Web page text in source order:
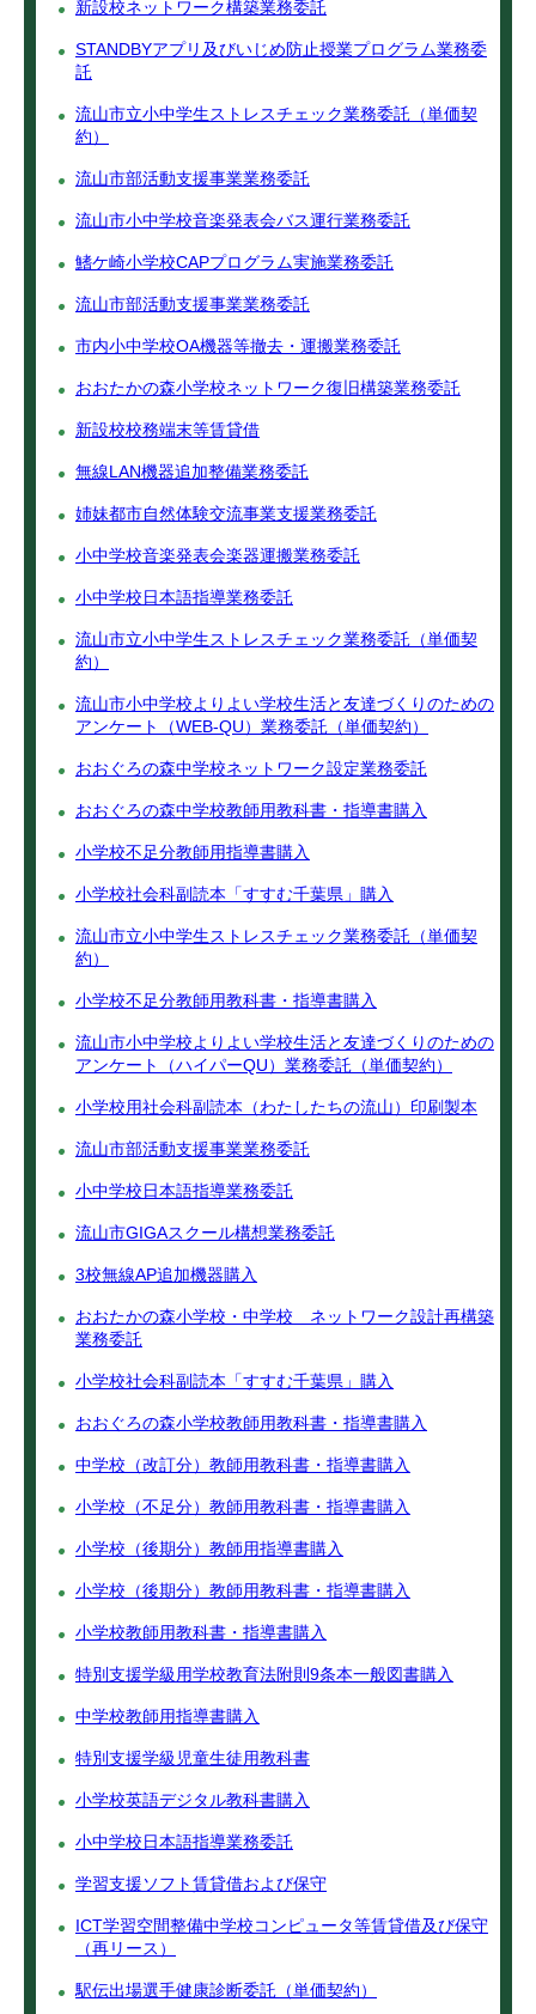
新設校ネットワーク構築業務委託
STANDBYアプリ及びいじめ防止授業プログラム業務委
託
流山市立小中学生ストレスチェック業務委託（単価契
約）
流山市部活動支援事業業務委託
流山市小中学校音楽発表会バス運行業務委託
鰭ケ崎小学校CAPプログラム実施業務委託
流山市部活動支援事業業務委託
市内小中学校OA機器等撤去・運搬業務委託
おおたかの森小学校ネットワーク復旧構築業務委託
新設校校務端末等賃貸借
無線LAN機器追加整備業務委託
姉妹都市自然体験交流事業支援業務委託
小中学校音楽発表会楽器運搬業務委託
小中学校日本語指導業務委託
流山市立小中学生ストレスチェック業務委託（単価契
約）
流山市小中学校よりよい学校生活と友達づくりのための
アンケート（WEB‐QU）業務委託（単価契約）
おおぐろの森中学校ネットワーク設定業務委託
おおぐろの森中学校教師用教科書・指導書購入
小学校不足分教師用指導書購入
小学校社会科副読本「すすむ千葉県」購入
流山市立小中学生ストレスチェック業務委託（単価契
約）
小学校不足分教師用教科書・指導書購入
流山市小中学校よりよい学校生活と友達づくりのための
アンケート（ハイパーQU）業務委託（単価契約）
小学校用社会科副読本（わたしたちの流山）印刷製本
流山市部活動支援事業業務委託
小中学校日本語指導業務委託
流山市GIGAスクール構想業務委託
3校無線AP追加機器購入
おおたかの森小学校・中学校 ネットワーク設計再構築
業務委託
小学校社会科副読本「すすむ千葉県」購入
おおぐろの森小学校教師用教科書・指導書購入
中学校（改訂分）教師用教科書・指導書購入
小学校（不足分）教師用教科書・指導書購入
小学校（後期分）教師用指導書購入
小学校（後期分）教師用教科書・指導書購入
小学校教師用教科書・指導書購入
特別支援学級用学校教育法附則9条本一般図書購入
中学校教師用指導書購入
特別支援学級児童生徒用教科書
小学校英語デジタル教科書購入
小中学校日本語指導業務委託
学習支援ソフト賃貸借および保守
ICT学習空間整備中学校コンピュータ等賃貸借及び保守
（再リース）
駅伝出場選手健康診断委託（単価契約）